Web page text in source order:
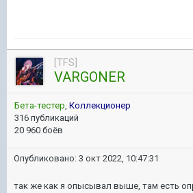
[TFS]
VARGONER
Бета-тестер, Коллекционер
316 публикаций
20 960 боёв
Опубликовано: 3 окт 2022, 10:47:31
так же как я опысывал выше, там есть